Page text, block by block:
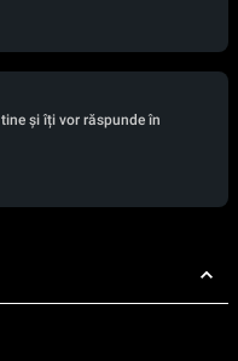
și îți vor răspunde în